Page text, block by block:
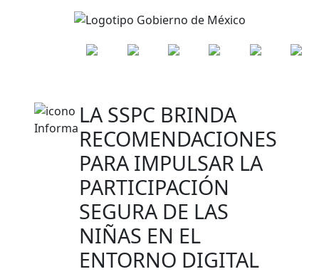
LA SSPC BRINDA
RECOMENDACIONES
PARA IMPULSAR LA
PARTICIPACIÓN
SEGURA DE LAS
NIÑAS EN EL
ENTORNO DIGITAL